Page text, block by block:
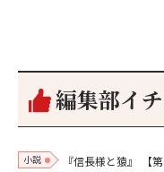
編集部イ
小説 『信長様と猿』 【